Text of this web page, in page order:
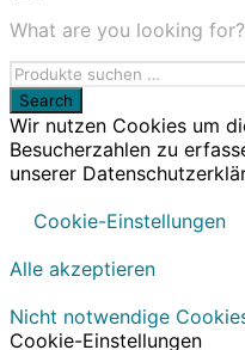
What are you looking for?
Wir nutzen Cookies um
Besucherzahlen zu
unserer
Cookie-Einstellungen
Alle akzeptieren
Nicht notwendige
Cookie-Einstellungen